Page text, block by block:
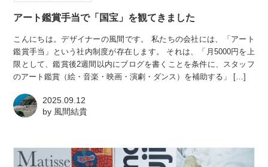
アート鑑賞手当で「国宝」を観てきました
こんにちは。デザイナーの風間です。 私たちの会社には、「アート
鑑賞手当」という社内制度が存在します。 それは、「月5000円を上
限として、鑑賞後2週間以内にブログを書くことを条件に、スタッフ
のアート鑑賞（絵・音楽・映画・演劇・ダンス）を補助する」 […]
2025.09.12
by 風間結貴